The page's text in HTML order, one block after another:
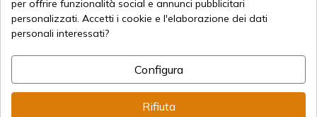
REF: 546267-500 REF: 546237-500
COMETA
per offrire funzionalità social e annunci pubblicitari
personalizzati. Accetti i cookie e l'elaborazione dei dati
personali interessati?
Configura
Rifiuta